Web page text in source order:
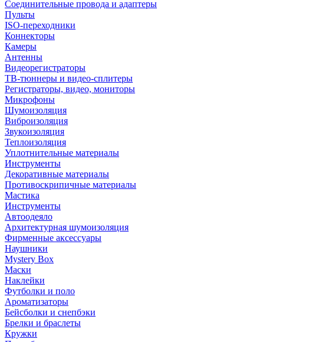
Соединительные провода и адаптеры
Пульты
ISO-переходники
Коннекторы
Камеры
Антенны
Видеорегистраторы
ТВ-тюннеры и видео-сплитеры
Регистраторы, видео, мониторы
Микрофоны
Шумоизоляция
Виброизоляция
Звукоизоляция
Теплоизоляция
Уплотнительные материалы
Инструменты
Декоративные материалы
Противоскрипичные материалы
Мастика
Инструменты
Автоодеяло
Архитектурная шумоизоляция
Фирменные аксессуары
Наушники
Mystery Box
Маски
Наклейки
Футболки и поло
Ароматизаторы
Бейсболки и снепбэки
Брелки и браслеты
Кружки